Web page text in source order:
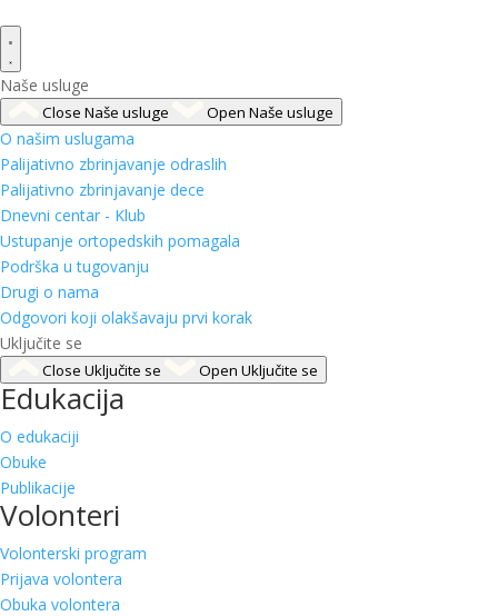
Naše usluge
Close Naše usluge Open Naše usluge
O našim uslugama
Palijativno zbrinjavanje odraslih
Palijativno zbrinjavanje dece
Dnevni centar - Klub
Ustupanje ortopedskih pomagala
Podrška u tugovanju
Drugi o nama
Odgovori koji olakšavaju prvi korak
Uključite se
Close Uključite se Open Uključite se
Edukacija
O edukaciji
Obuke
Publikacije
Volonteri
Volonterski program
Prijava volontera
Obuka volontera